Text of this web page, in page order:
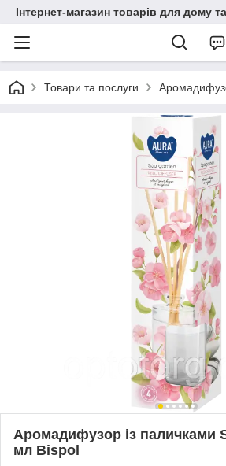
Інтернет-магазин товарів для дому
Товари та послуги
Аромадифузор із паличками
мл Bispol